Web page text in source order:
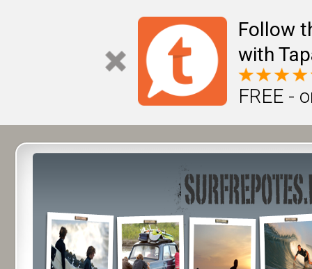
Follow
with
FREE -